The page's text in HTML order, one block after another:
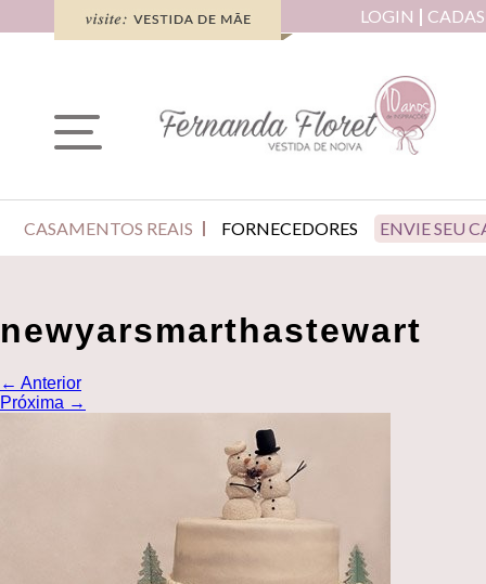
LOGIN
CASAMENTOS REAIS FORNECEDORES ENVIE SEU
newyarsmarthastewart
← Anterior
Próxima →